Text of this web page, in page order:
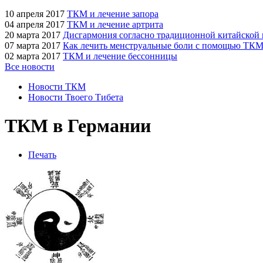
10 апреля 2017 ТКМ и лечение запора
04 апреля 2017 ТКМ и лечение артрита
20 марта 2017 Дисгармония согласно традиционной
07 марта 2017 Как лечить менструальные боли с помощью
02 марта 2017 ТКМ и лечение бессонницы
Все новости
Новости ТКМ
Новости Твоего Тибета
ТКМ в Германии
Печать